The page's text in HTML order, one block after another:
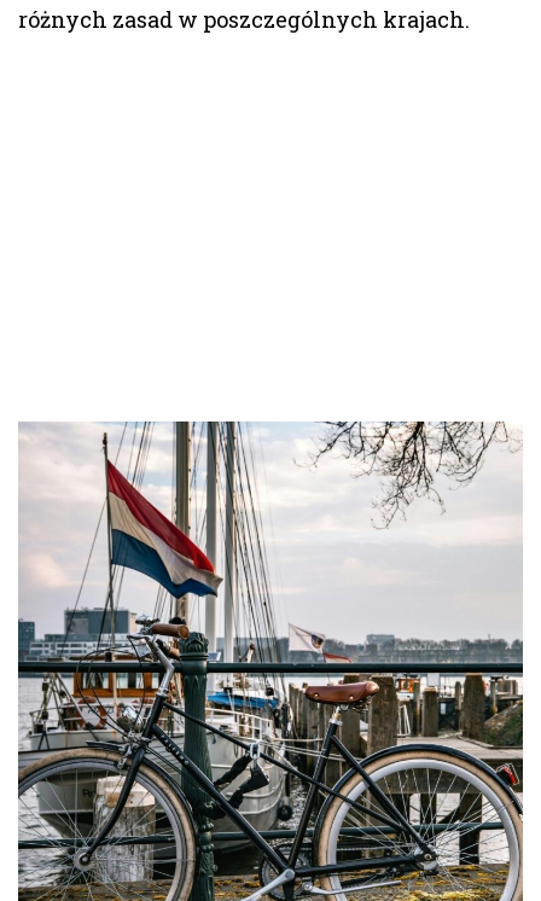
różnych zasad w poszczególnych krajach.